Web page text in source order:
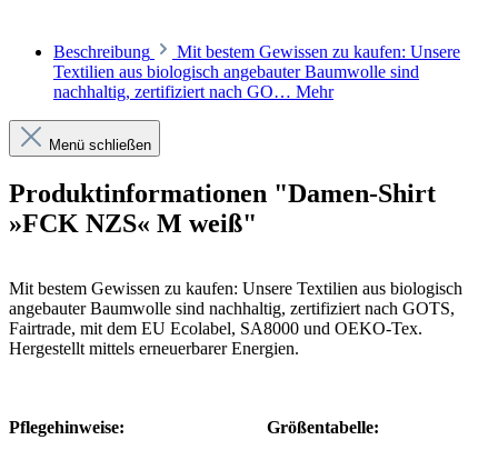
Beschreibung
Mit bestem Gewissen zu kaufen: Unsere
Textilien aus biologisch angebauter Baumwolle sind
nachhaltig, zertifiziert nach GO… Mehr
Menü schließen
Produktinformationen "Damen-Shirt
»FCK NZS« M weiß"
Mit bestem Gewissen zu kaufen: Unsere Textilien aus biologisch
angebauter Baumwolle sind nachhaltig, zertifiziert nach GOTS,
Fairtrade, mit dem EU Ecolabel, SA8000 und OEKO-Tex.
Hergestellt mittels erneuerbarer Energien.
Pflegehinweise: Größentabelle: